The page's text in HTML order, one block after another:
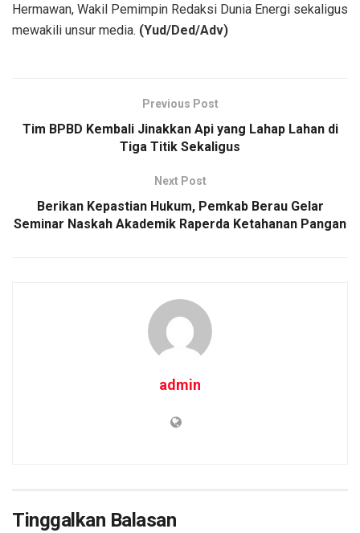
Hermawan, Wakil Pemimpin Redaksi Dunia Energi sekaligus
mewakili unsur media. (Yud/Ded/Adv)
Previous Post
Tim BPBD Kembali Jinakkan Api yang Lahap Lahan di
Tiga Titik Sekaligus
Next Post
Berikan Kepastian Hukum, Pemkab Berau Gelar
Seminar Naskah Akademik Raperda Ketahanan Pangan
admin
Tinggalkan Balasan